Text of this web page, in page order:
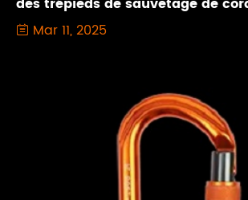
 Mar 11, 2025